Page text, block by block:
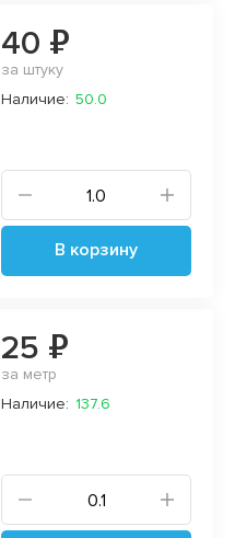
40 ₽
за штуку
Наличие: 50.0
В корзину
25 ₽
за метр
Наличие: 137.6